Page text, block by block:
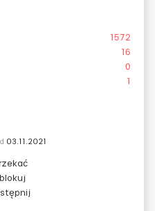
1572
16
0
1
03.11.2021